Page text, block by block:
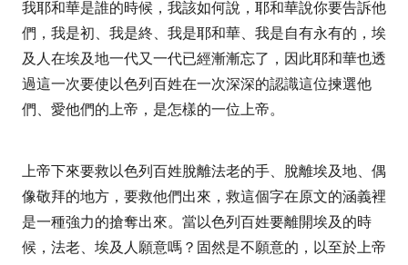
我耶和華是誰的時候，我該如何說，耶和華說你要告訴他
們，我是初、我是終、我是耶和華、我是自有永有的，埃
及人在埃及地一代又一代已經漸漸忘了，因此耶和華也透
過這一次要使以色列百姓在一次深深的認識這位揀選他
們、愛他們的上帝，是怎樣的一位上帝。
上帝下來要救以色列百姓脫離法老的手、脫離埃及地、偶
像敬拜的地方，要救他們出來，救這個字在原文的涵義裡
是一種強力的搶奪出來。當以色列百姓要離開埃及的時
候，法老、埃及人願意嗎？固然是不願意的，以至於上帝